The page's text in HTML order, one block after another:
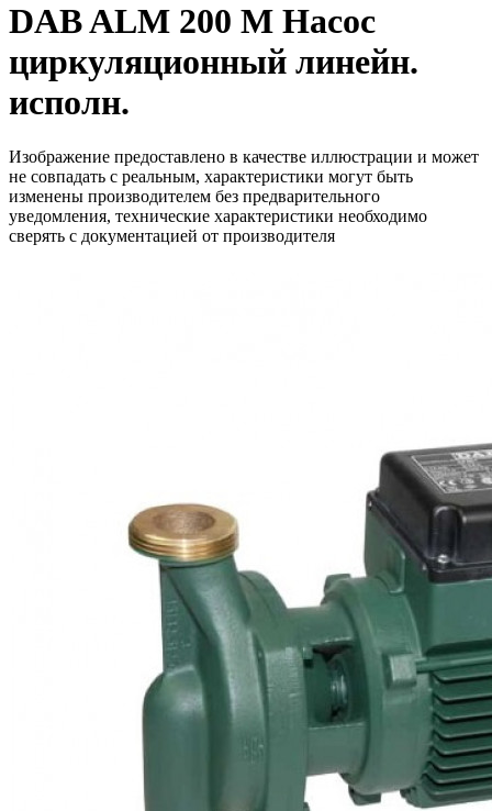
DAB ALM 200 M Насос
циркуляционный линейн.
исполн.
Изображение предоставлено в качестве иллюстрации и может
не совпадать с реальным, характеристики могут быть
изменены производителем без предварительного
уведомления, технические характеристики необходимо
сверять с документацией от производителя